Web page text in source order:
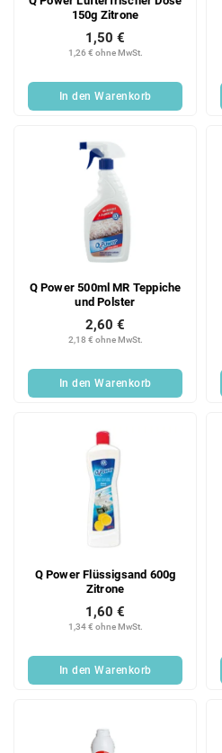
150g Zitrone
1,26 € ohne MwSt.
1,50 €
In den Warenkorb
Q Power 500ml MR Teppiche
und Polster
2,18 € ohne MwSt.
2,60 €
In den Warenkorb
Q Power Flüssigsand 600g
Zitrone
1,34 € ohne MwSt.
1,60 €
In den Warenkorb